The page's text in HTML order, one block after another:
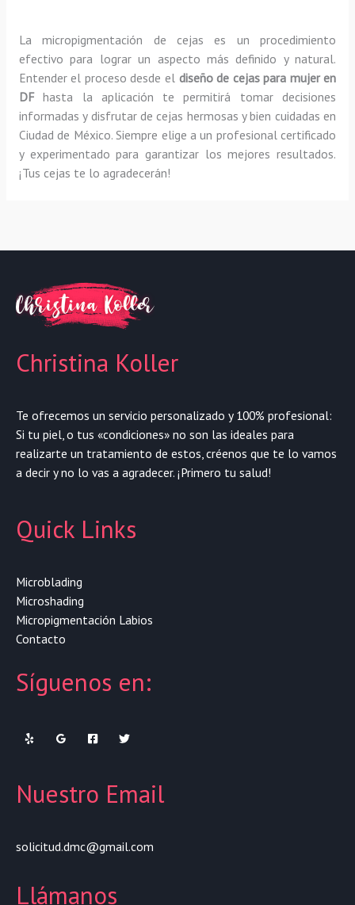
La micropigmentación de cejas es un procedimiento
efectivo para lograr un aspecto más definido y natural.
Entender el proceso desde el diseño de cejas para mujer en
DFhasta la aplicación te permitirá tomar decisiones
informadas y disfrutar de cejas hermosas y bien cuidadas en
Ciudad de México. Siempre elige a un profesional certificado
y experimentado para garantizar los mejores resultados.
¡Tus cejas te lo agradecerán!
Christina Koller
Te ofrecemos un servicio personalizado y 100% profesional:
Si tu piel, o tus «condiciones» no son las ideales para
realizarte un tratamiento de estos, créenos que te lo vamos
a decir y no lo vas a agradecer. ¡Primero tu salud!
Quick Links
Microblading
Microshading
Micropigmentación Labios
Contacto
Síguenos en:
Nuestro Email
solicitud.dmc@gmail.com
Llámanos